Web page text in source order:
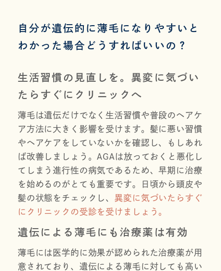
自分が遺伝的に薄毛になりやすいと
わかった場合どうすればいいの？
生活習慣の見直しを。異変に気づい
たらすぐにクリニックへ
薄毛は遺伝だけでなく生活習慣や普段のヘアケ
ア方法に大きく影響を受けます。髪に悪い習慣
やヘアケアをしていないかを確認し、もしあれ
ば改善しましょう。AGAは放っておくと悪化し
てしまう進行性の病気であるため、早期に治療
を始めるのがとても重要です。日頃から頭皮や
髪の状態をチェックし、異変に気づいたらすぐ
にクリニックの受診を受けましょう。
遺伝による薄毛にも治療薬は有効
薄毛には医学的に効果が認められた治療薬が用
意されており、遺伝による薄毛に対しても高い